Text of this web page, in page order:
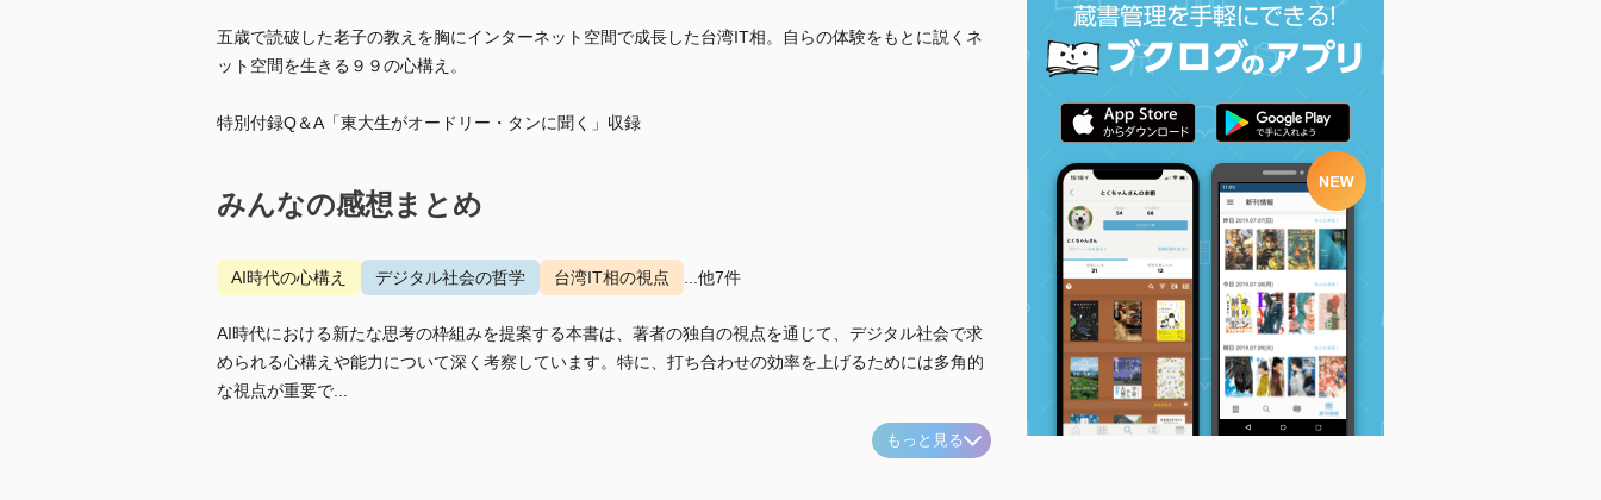
五歳で読破した老子の教えを胸にインターネット空間で成長した台湾IT相。自らの体験をもとに説くネ
ット空間を生きる９９の心構え。
特別付録Q＆A「東大生がオードリー・タンに聞く」収録
みんなの感想まとめ
AI時代の心構え デジタル社会の哲学 台湾IT相の視点 ...他7件
AI時代における新たな思考の枠組みを提案する本書は、著者の独自の視点を通じて、デジタル社会で求
められる心構えや能力について深く考察しています。特に、打ち合わせの効率を上げるためには多角的
な視点が重要で...
もっと見る